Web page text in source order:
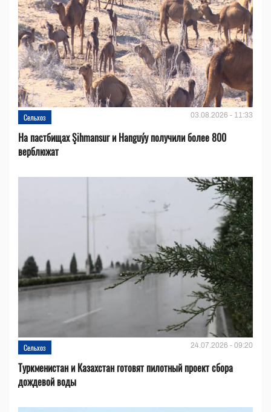
Сельхоз 03.08.2026 - 11:33
На пастбищах Şihmansur и Hanguýy получили более 800
верблюжат
Сельхоз 24.07.2026 - 09:20
Туркменистан и Казахстан готовят пилотный проект сбора
дождевой воды